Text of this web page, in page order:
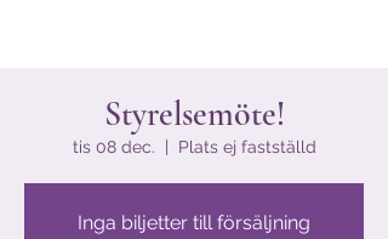
Styrelsemöte!
tis 08 dec. Plats ej fastställd
Inga biljetter till försäljning